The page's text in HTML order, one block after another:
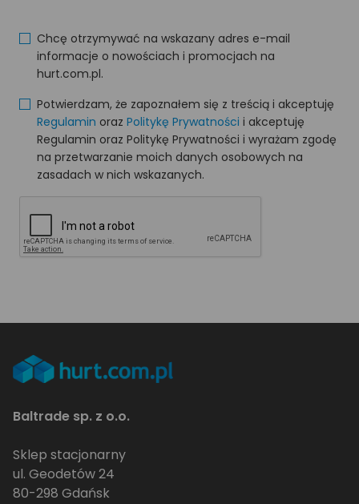
Chcę otrzymywać na wskazany adres e-mail
informacje o nowościach i promocjach na
hurt.com.pl.
Potwierdzam, że zapoznałem się z treścią i akceptuję
Regulamin oraz Politykę Prywatności i akceptuję
Regulamin oraz Politykę Prywatności i wyrażam zgodę
na przetwarzanie moich danych osobowych na
zasadach w nich wskazanych.
Baltrade sp. z o.o.
Sklep stacjonarny
ul. Geodetów 24
80-298 Gdańsk